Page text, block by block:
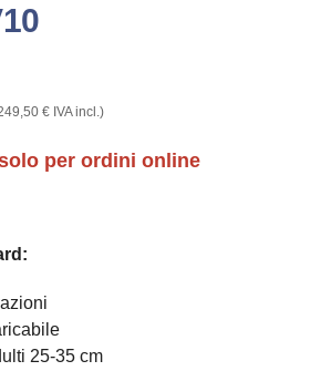
€ IVA incl.)
per ordini online
25-35 cm